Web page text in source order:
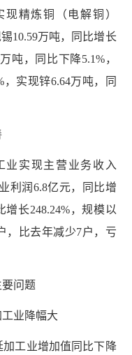
精炼铜（电解铜）
10.59万吨，同比增长
吨，同比下降5.1%，
，实现锌6.64万吨，同
实现主营业务收入
利润6.8亿元，同比增
增长248.24%，规模以
，比去年减少7户，亏
问题
业降幅大
工业增加值同比下降